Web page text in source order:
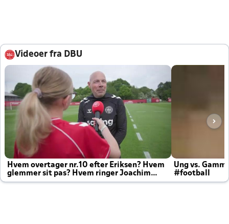
Videoer fra DBU
Hvem overtager nr.10 efter Eriksen? Hvem
glemmer sit pas? Hvem ringer Joachim
altid til efter kampe?
Ung vs.
#football